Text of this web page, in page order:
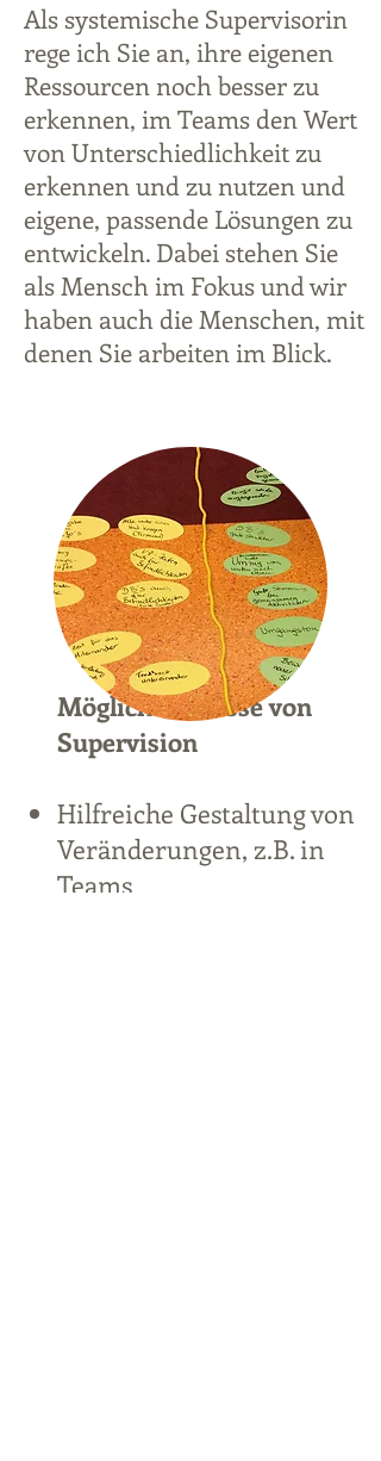
Als systemische Supervisorin
rege ich Sie an, ihre eigenen
Ressourcen noch besser zu
erkennen, im Teams den Wert
von Unterschiedlichkeit zu
erkennen und zu nutzen und
eigene, passende Lösungen zu
entwickeln. Dabei stehen Sie
als Mensch im Fokus und wir
haben auch die Menschen, mit
denen Sie arbeiten im Blick.
Mögliche Anlässe von
Supervision
Hilfreiche Gestaltung von
Veränderungen, z.B. in
Teams